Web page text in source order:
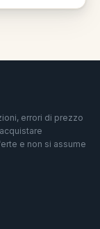
errori di prezzo
e non si assume